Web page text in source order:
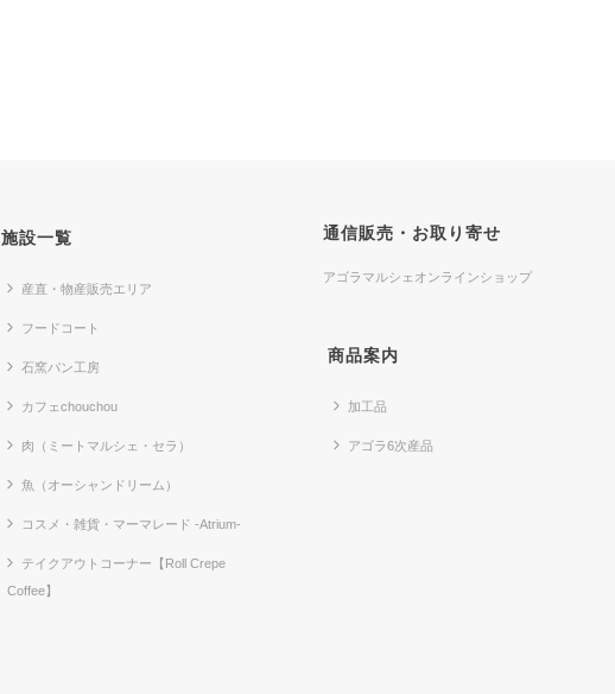
施設一覧
産直・物産販売エリア
フードコート
石窯パン工房
カフェchouchou
肉（ミートマルシェ・セラ）
魚（オーシャンドリーム）
コスメ・雑貨・マーマレード -Atrium-
テイクアウトコーナー【Roll Crepe
Coffee】
通信販売・お取り寄せ
アゴラマルシェオンラインショップ
商品案内
加工品
アゴラ6次産品